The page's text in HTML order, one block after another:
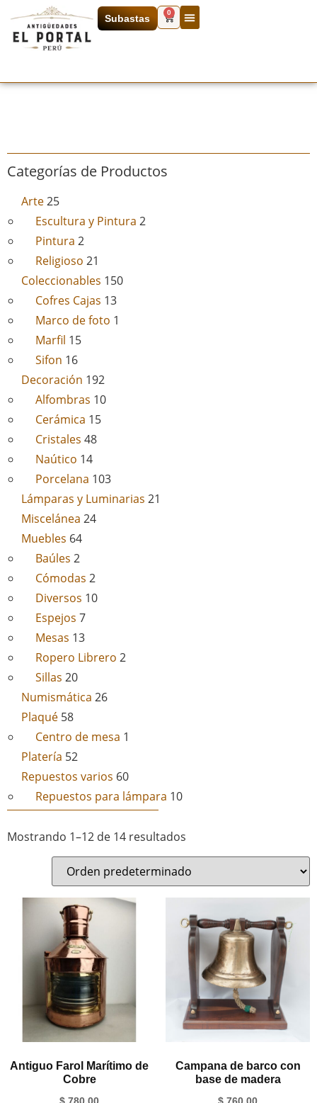
Subastas
0
Categorías de Productos
Arte25
Escultura y Pintura 2
Pintura 2
Religioso 21
Coleccionables 150
Cofres Cajas 13
Marco de foto 1
Marfil 15
Sifon 16
Decoración 192
Alfombras 10
Cerámica 15
Cristales 48
Naútico 14
Porcelana 103
Lámparas y Luminarias 21
Miscelánea 24
Muebles 64
Baúles 2
Cómodas 2
Diversos 10
Espejos 7
Mesas 13
Ropero Librero 2
Sillas 20
Numismática 26
Plaqué 58
Centro de mesa 1
Platería 52
Repuestos varios 60
Repuestos para lámpara 10
Mostrando 1–12 de 14 resultados
Antiguo Farol Marítimo de
Cobre
Campana de barco con
base de madera